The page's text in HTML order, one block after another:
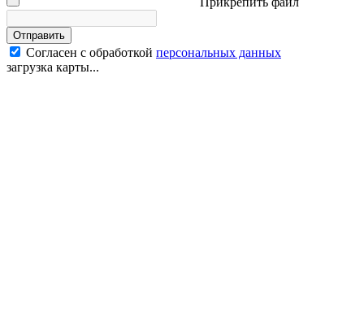
Отправить
Согласен с обработкой персональных данных
загрузка карты...